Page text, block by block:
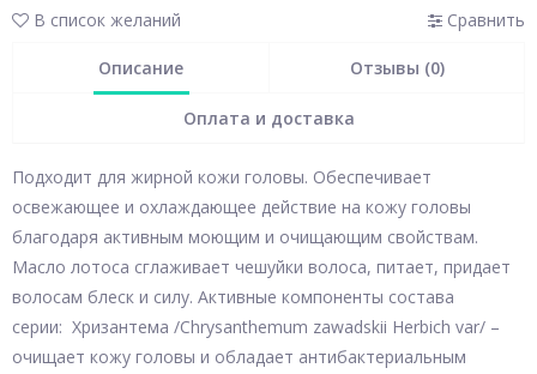
В список желаний Сравнить
Описание Отзывы (0)
Оплата и доставка
Подходит для жирной кожи головы. Обеспечивает
освежающее и охлаждающее действие на кожу головы
благодаря активным моющим и очищающим свойствам.
Масло лотоса сглаживает чешуйки волоса, питает, придает
волосам блеск и силу. Активные компоненты состава
серии: Хризантема /Chrysanthemum zawadskii Herbich var/ –
очищает кожу головы и обладает антибактериальным